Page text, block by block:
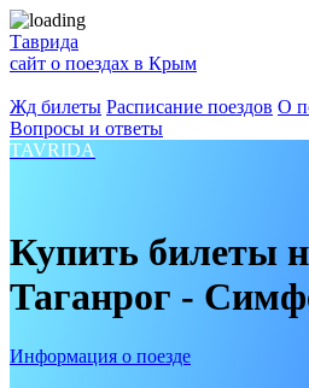
Таврида
сайт о поездах в Крым
Жд билеты Расписание поездов О
Вопросы и ответы
TAVRIDA
Купить билеты
Таганрог -
Информация о поезде